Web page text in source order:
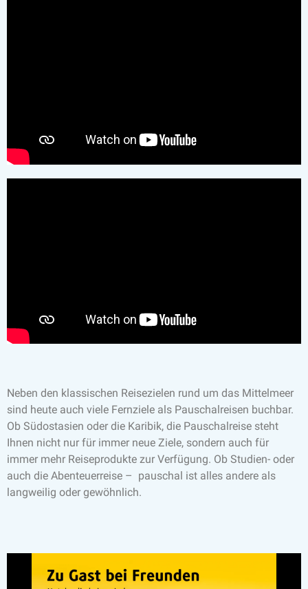
Neben den klassischen Reisezielen rund um das Mittelmeer
sind heute auch viele Fernziele als Pauschalreisen buchbar.
Ob Südostasien oder die Karibik, die Pauschalreise steht
Ihnen nicht nur für immer neue Ziele, sondern auch für
immer mehr Reiseprodukte zur Verfügung. Ob Studien- oder
auch die Abenteuerreise – pauschal ist alles andere als
langweilig oder gewöhnlich.